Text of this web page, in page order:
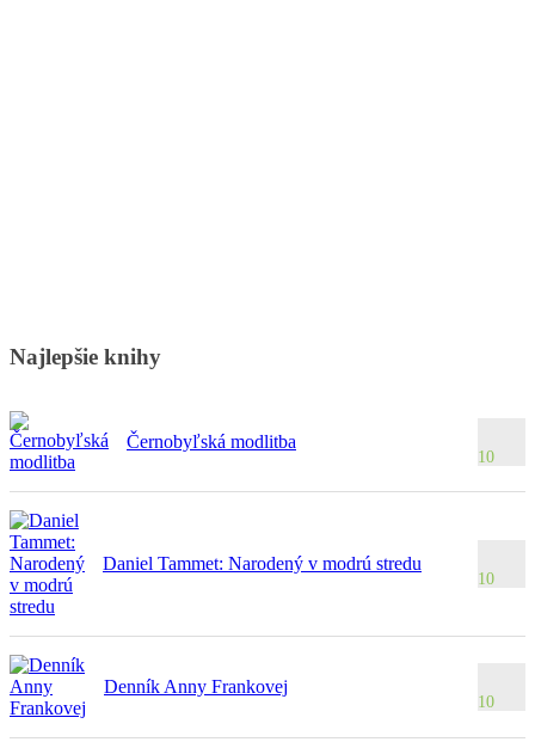
Najlepšie knihy
Černobyľská modlitba
10
Daniel Tammet: Narodený v modrú stredu
10
Denník Anny Frankovej
10